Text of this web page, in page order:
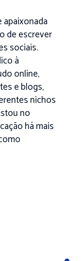
de escrever
sociais.
à
online,
e blogs,
nichos
no
há mais